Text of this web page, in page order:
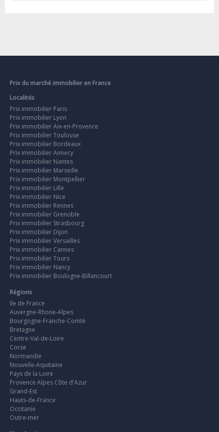
Prix du marché immobilier en France
Localités
Prix immobilier Paris
Prix immobilier Lyon
Prix immobilier Aix-en-Provence
Prix immobilier Toulouse
Prix immobilier Bordeaux
Prix immobilier Annecy
Prix immobilier Nantes
Prix immobilier Marseille
Prix immobilier Montpellier
Prix immobilier Lille
Prix immobilier Nice
Prix immobilier Rennes
Prix immobilier Grenoble
Prix immobilier Strasbourg
Prix immobilier Dijon
Prix immobilier Versailles
Prix immobilier Cannes
Prix immobilier Tours
Prix immobilier Nancy
Prix immobilier Boulogne-Billancourt
Régions
Ile de France
Auvergne-Rhone-Alpes
Bourgogne-Franche-Comté
Bretagne
Centre-Val-de-Loire
Corse
Normandie
Nouvelle-Aquitaine
Pays de la Loire
Provence Alpes Côte d'Azur
Grand-Est
Hauts-de-France
Occitanie
Outre-mer